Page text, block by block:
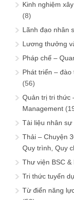
Kinh nghiệm
(8)
Lãnh đạo nhân
Lương thưởng
Pháp chế –
Phát triển –
(56)
Quản trị tri thức
Management
Tài liệu nhân sự
Thải – Chuyện
Quy trình, Quy
Thư viện BSC &
Tri thức tuyển
Từ điển năng